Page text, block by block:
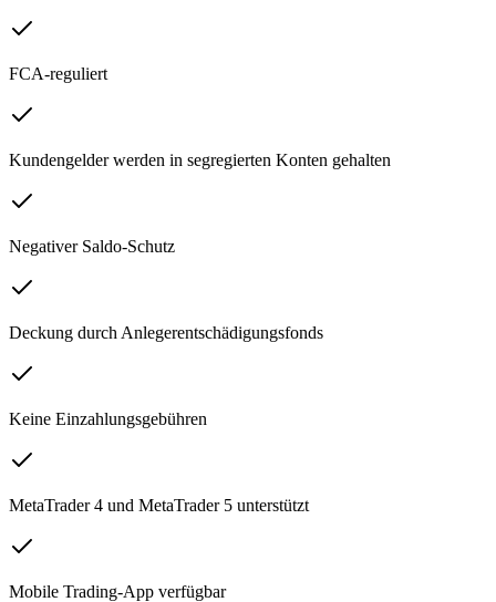
FCA-reguliert
Kundengelder werden in segregierten Konten gehalten
Negativer Saldo-Schutz
Deckung durch Anlegerentschädigungsfonds
Keine Einzahlungsgebühren
MetaTrader 4 und MetaTrader 5 unterstützt
Mobile Trading-App verfügbar